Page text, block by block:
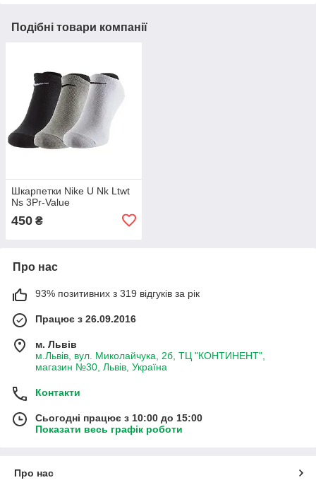
Подібні товари компанії
Шкарпетки Nike U Nk Ltwt
Ns 3Pr-Value
450 ₴
Про нас
93% позитивних з 319 відгуків за рік
Працює з 26.09.2016
м. Львів
м.Львів, вул. Миколайчука, 2б, ТЦ "КОНТИНЕНТ",
магазин №30, Львів, Україна
Контакти
Сьогодні працює з 10:00 до 15:00
Показати весь графік роботи
Про нас